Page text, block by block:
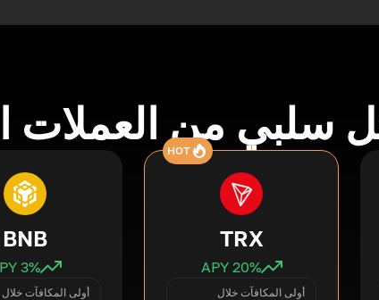
سلبي من العملات
HOT
TRX
20% APY
أولى المكافآت خلال
BNB
3% APY
أولى المكافآت خلال